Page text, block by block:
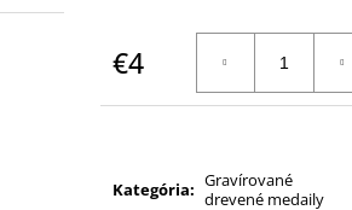
€4
Jednotková
cena:
Kategória: Gravírované
drevené medaily